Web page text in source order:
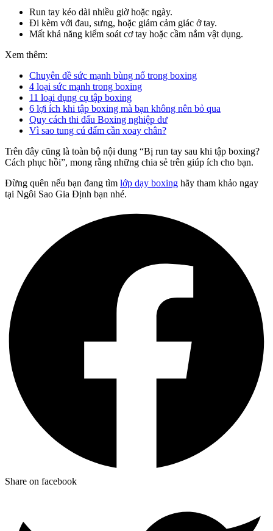
Run tay kéo dài nhiều giờ hoặc ngày.
Đi kèm với đau, sưng, hoặc giảm cảm giác ở tay.
Mất khả năng kiểm soát cơ tay hoặc cầm nắm vật dụng.
Xem thêm:
Chuyên đề sức mạnh bùng nổ trong boxing
4 loại sức mạnh trong boxing
11 loại dụng cụ tập boxing
6 lợi ích khi tập boxing mà bạn không nên bỏ qua
Quy cách thi đấu Boxing nghiệp dư
Vì sao tung cú đấm cần xoay chân?
Trên đây cũng là toàn bộ nội dung “Bị run tay sau khi tập boxing?
Cách phục hồi”, mong rằng những chia sẻ trên giúp ích cho bạn.
Đừng quên nếu bạn đang tìm lớp dạy boxing hãy tham khảo ngay
tại Ngôi Sao Gia Định bạn nhé.
Share on facebook